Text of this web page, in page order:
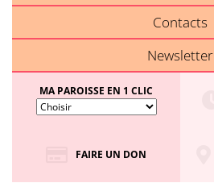
Contacts
Newsletter
MA PAROISSE EN 1 CLIC
FAIRE UN DON